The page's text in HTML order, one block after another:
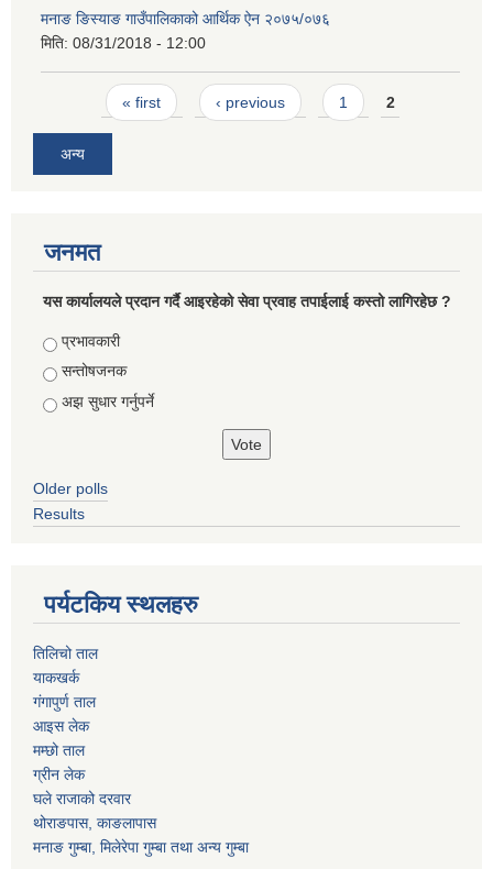
मनाङ ङिस्याङ गाउँपालिकाको आर्थिक ऐन २०७५/०७६
मिति: 08/31/2018 - 12:00
Pages« first ‹ previous 1 2
अन्य
जनमत
यस कार्यालयले प्रदान गर्दै आइरहेको सेवा प्रवाह तपाईलाई कस्तो लागिरहेछ ?
Choices
प्रभावकारी
सन्तोषजनक
अझ सुधार गर्नुपर्ने
Older polls
Results
पर्यटकिय स्थलहरु
तिलिचो ताल
याकखर्क
गंगापुर्ण ताल
आइस लेक
मम्छो ताल
ग्रीन लेक
घले राजाको दरवार
थोराङपास, काङलापास
मनाङ गुम्बा, मिलेरेपा गुम्बा तथा अन्य गुम्बा